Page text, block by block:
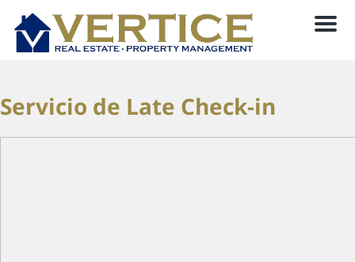
Menu
Servicio de Late Check-in